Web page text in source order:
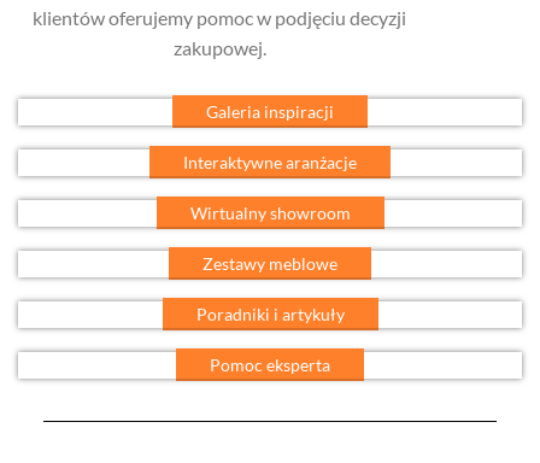
klientów oferujemy pomoc w podjęciu decyzji
zakupowej.
Galeria inspiracji
Interaktywne aranżacje
Wirtualny showroom
Zestawy meblowe
Poradniki i artykuły
Pomoc eksperta